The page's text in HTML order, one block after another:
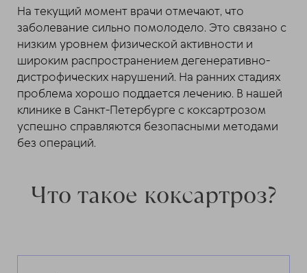
На текущий момент врачи отмечают, что
заболевание сильно помолодело. Это связано с
низким уровнем физической активности и
широким распространением дегенеративно-
дистрофических нарушений. На ранних стадиях
проблема хорошо поддается лечению. В нашей
клинике в Санкт-Петербурге с коксартрозом
успешно справляются безопасными методами
без операций.
Что такое коксартроз?